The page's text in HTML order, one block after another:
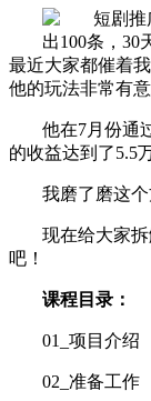
最近大家都催着
他的玩法非常有意
他在7月份通
的收益达到了5.5万
我磨了磨这
现在给大家
吧！
课程目录：
01_项目介绍
02_准备工作